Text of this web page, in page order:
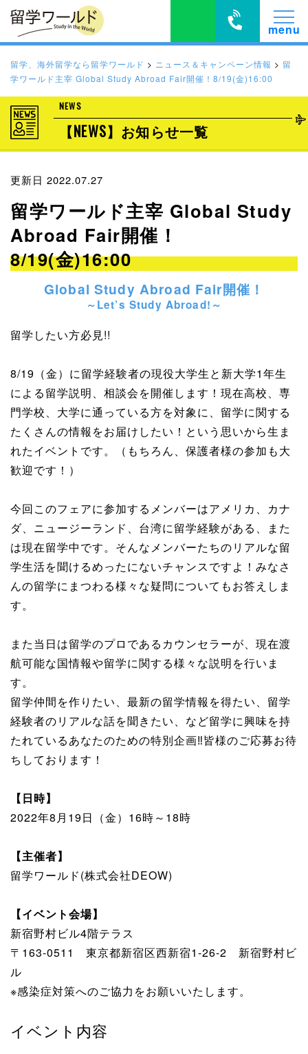
留学、海外留学なら留学ワールド > ニュース＆キャンペーン情報 > 留
学ワールド主宰 Global Study Abroad Fair開催！8/19(金)16:00
NEWS
【NEWS】お知らせ一覧
更新日 2022.07.27
留学ワールド主宰 Global Study
Abroad Fair開催！
8/19(金)16:00
Global Study Abroad Fair開催！
～Let’s Study Abroad!～
留学したい方必見!!
8/19（金）に留学経験者の現役大学生と新大学1年生
による留学説明、相談会を開催します！現在高校、専
門学校、大学に通っている方を対象に、留学に関する
たくさんの情報をお届けしたい！という思いから生ま
れたイベントです。（もちろん、保護者様の参加も大
歓迎です！）
今回このフェアに参加するメンバーはアメリカ、カナ
ダ、ニュージーランド、台湾に留学経験がある、また
は現在留学中です。そんなメンバーたちのリアルな留
学生活を聞けるめったにないチャンスですよ！みなさ
んの留学にまつわる様々な疑問についてもお答えしま
す。
また当日は留学のプロであるカウンセラーが、現在渡
航可能な国情報や留学に関する様々な説明を行いま
す。
留学仲間を作りたい、最新の留学情報を得たい、留学
経験者のリアルな話を聞きたい、など留学に興味を持
たれているあなたのための特別企画‼皆様のご応募お待
ちしております！
【日時】
2022年8月19日（金）16時～18時
【主催者】
留学ワールド(株式会社DEOW)
【イベント会場】
新宿野村ビル4階テラス
〒163-0511 東京都新宿区西新宿1-26-2 新宿野村ビ
ル
※感染症対策へのご協力をお願いいたします。
イベント内容